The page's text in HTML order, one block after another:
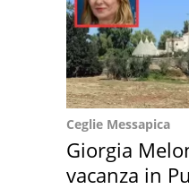
Ceglie Messapica
Giorgia
vacanza in